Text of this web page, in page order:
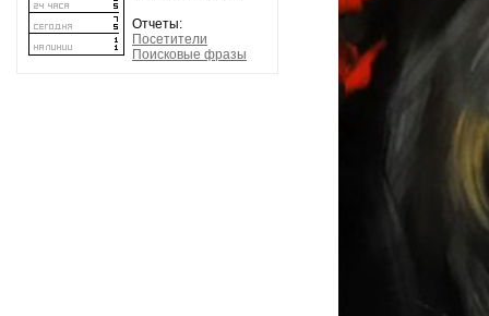
Отчеты:
Посетители
Поисковые фразы